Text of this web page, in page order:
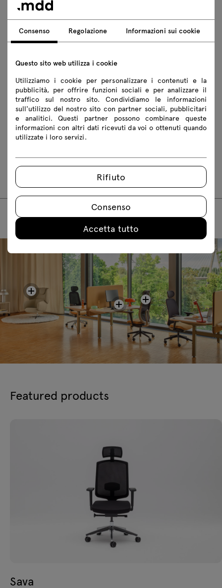
Finiture
Ecologia
Scarica
Regole di sicurezza
Featured products
Sava
Consenso Regolazione Informazioni sui cookie
Questo sito web utilizza i cookie
Utilizziamo i cookie per personalizzare i contenuti e la
pubblicità, per offrire funzioni sociali e per analizzare il
traffico sul nostro sito. Condividiamo le informazioni
sull'utilizzo del nostro sito con partner sociali, pubblicitari
e analitici. Questi partner possono combinare queste
informazioni con altri dati ricevuti da voi o ottenuti quando
utilizzate i loro servizi.
Rifiuto
Consenso
Accetta tutto